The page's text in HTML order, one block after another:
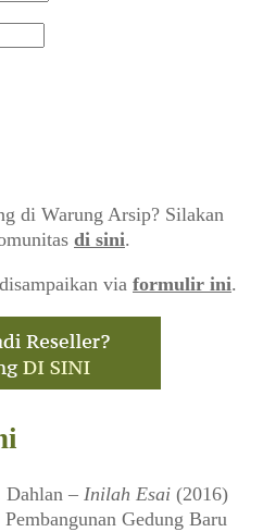
di Warung Arsip? Silakan
di sini.
via formulir ini.
– Inilah Esai (2016)
Gedung Baru